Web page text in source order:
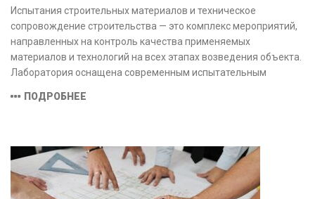
Испытания строительных материалов и техническое
сопровождение строительства — это комплекс мероприятий,
направленных на контроль качества применяемых
материалов и технологий на всех этапах возведения объекта.
Лаборатория оснащена современным испытательным
соответствующими заявленной области аккредитации.
ПОДРОБНЕЕ